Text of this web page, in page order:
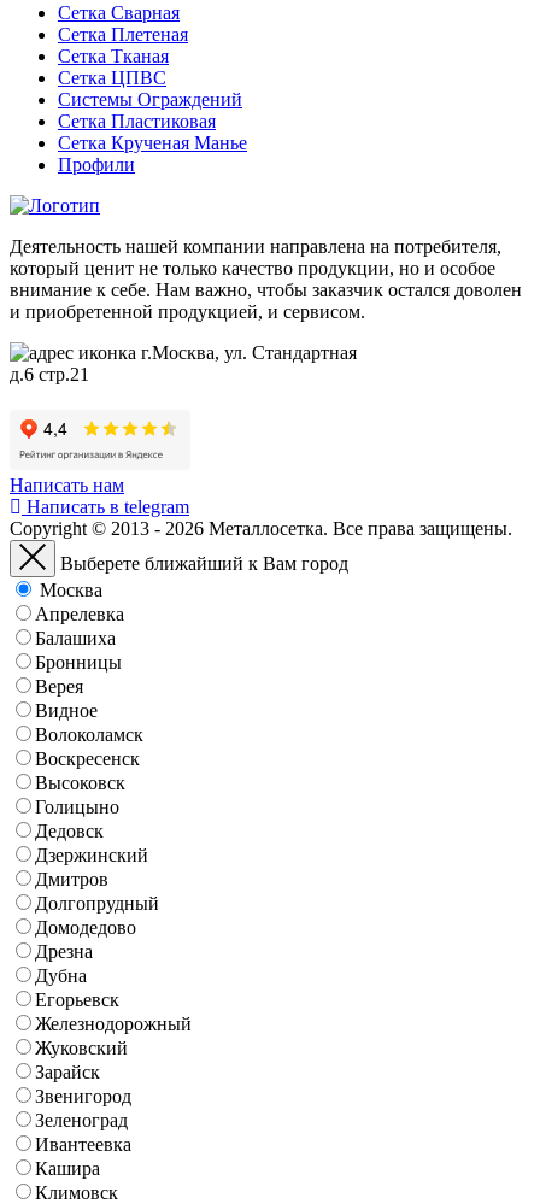
Сетка Сварная
Сетка Плетеная
Сетка Тканая
Сетка ЦПВС
Системы Ограждений
Сетка Пластиковая
Сетка Крученая Манье
Профили
Деятельность нашей компании направлена на потребителя,
который ценит не только качество продукции, но и особое
внимание к себе. Нам важно, чтобы заказчик остался доволен
и приобретенной продукцией, и сервисом.
г.Москва, ул. Стандартная
д.6 стр.21
Написать нам
Написать в telegram
Copyright © 2013 - 2026 Металлосетка. Все права защищены.
Выберете ближайший к Вам город
Москва
Апрелевка
Балашиха
Бронницы
Верея
Видное
Волоколамск
Воскресенск
Высоковск
Голицыно
Дедовск
Дзержинский
Дмитров
Долгопрудный
Домодедово
Дрезна
Дубна
Егорьевск
Железнодорожный
Жуковский
Зарайск
Звенигород
Зеленоград
Ивантеевка
Кашира
Климовск